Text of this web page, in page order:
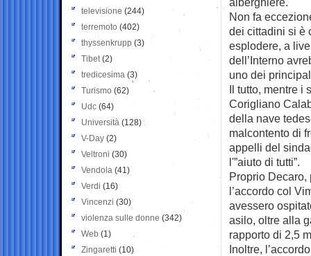
Non fa
dei cittadini si è
esplodere, a
dell’Interno
uno dei
Il tutto, mentre i
Corigliano
della nave
malcontento di
appelli del
l'”aiuto di tutti”.
Proprio Decaro,
l’accordo col
avessero
asilo, oltre alla
rapporto di 2,5
Inoltre,
televisione(244)
terremoto (402)
thyssenkrupp (3)
Tibet(2)
tredicesima (3)
Turismo (62)
Udc (64)
Università (128)
V-Day (2)
Veltroni (30)
Vendola (41)
Verdi (16)
Vincenzi (30)
violenza sulle donne (342)
Web (1)
Zingaretti (10)